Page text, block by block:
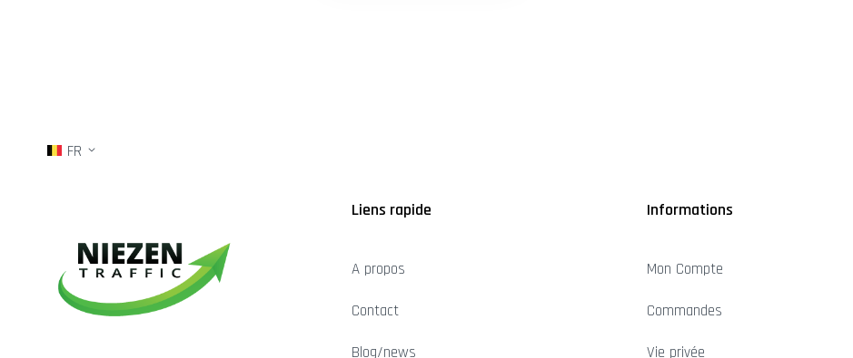
FR
Liens rapide
A propos
Contact
Blog/news
Informations
Mon Compte
Commandes
Vie privée